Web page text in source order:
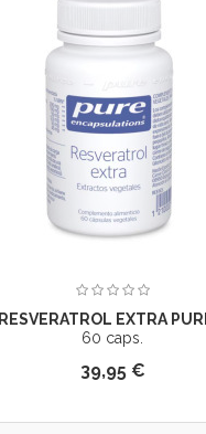
RESVERATROL EXTRA
60 caps.
39,95 €